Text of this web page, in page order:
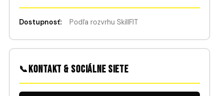
Dostupnosť: Podľa rozvrhu SkillFIT
📞Kontakt & sociálne siete